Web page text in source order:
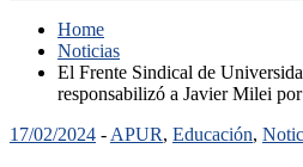
Home
Noticias
El Frente Sindical de
responsabilizó a Javier Milei
17/02/2024 - APUR, Educación,